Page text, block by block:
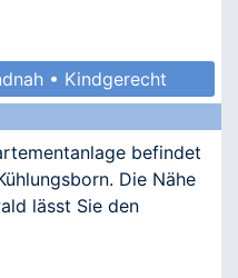
• Kindgerecht
befindet
Die Nähe
lässt Sie den